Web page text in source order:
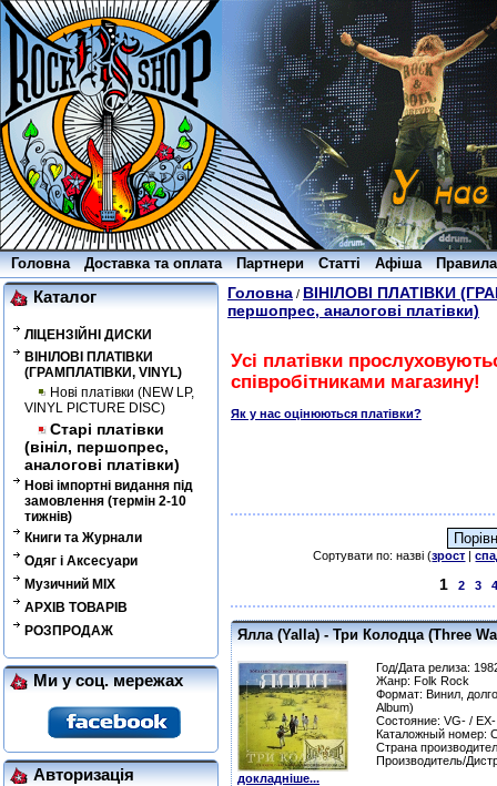
Головна Доставка та оплата Партнери Статті Афіша
Каталог
ЛІЦЕНЗІЙНІ ДИСКИ
ВІНІЛОВІ ПЛАТІВКИ
(ГРАМПЛАТІВКИ, VINYL)
Нові платівки (NEW LP,
VINYL PICTURE DISC)
Старі платівки
(вініл, першопрес,
аналогові платівки)
Нові імпортні видання під
замовлення (термін 2-10
тижнів)
Книги та Журнали
Одяг і Аксесуари
Музичний MIX
АРХІВ ТОВАРІВ
РОЗПРОДАЖ
Ми у соц. мережах
Авторизація
Головна / ВІНІЛОВІ ПЛАТІВКИ
першопрес, аналогові платівки)
Усі платівки
співробітниками магазину!
Як у нас оцінюються платівки?
Сортувати по: назві (зрост |
1 2 3
Ялла (Yalla) - Три Колодца (Three
докладніше...
Год/Дата релиза:
Жанр: Folk Rock
Формат: Винил,
Album)
Состояние: VG- / EX-
Каталожный номер:
Страна
Производитель/